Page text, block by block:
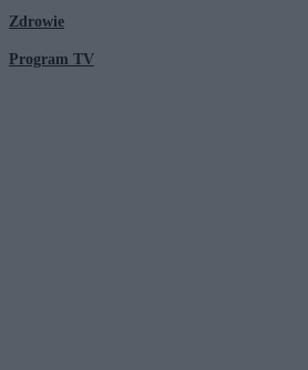
Zdrowie
Program TV